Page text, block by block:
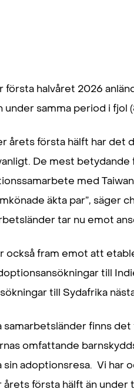
första halvåret 2026
under samma period i fjol
årets första hälft har
De mest
med
äkta par”, säger
tar nu emot
också fram emot att
till
till Sydafrika
samarbetsländer finns
omfattande
sin adoptionsresa. Vi har
årets första hälft än under